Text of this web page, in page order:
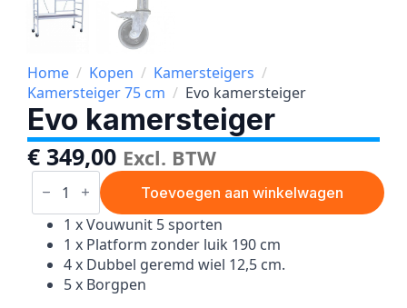
Home Kopen
Kamersteigers
Kamersteiger 75 cm
Evo kamersteiger
Evo kamersteiger
€ 349,00 Excl. BTW
Evo
kamersteiger Toevoegen aan winkelwagen
1 x Vouwunit 5 sporten
1 x Platform zonder luik 190 cm
4 x Dubbel geremd wiel 12,5 cm.
5 x Borgpen